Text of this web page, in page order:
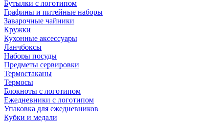
Бутылки с логотипом
Графины и питейные наборы
Заварочные чайники
Кружки
Кухонные аксессуары
Ланчбоксы
Наборы посуды
Предметы сервировки
Термостаканы
Термосы
Блокноты с логотипом
Ежедневники с логотипом
Упаковка для ежедневников
Кубки и медали